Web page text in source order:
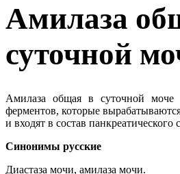
Амилаза
суточной
Амилаза общая в суточной
ферментов, которые
и входят в состав панкреатического
Синонимы русские
Диастаза мочи, амилаза мочи.